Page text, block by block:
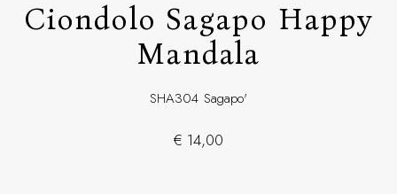
Ciondolo Sagapo Happy
Mandala
SHA304 Sagapo'
€ 14,00